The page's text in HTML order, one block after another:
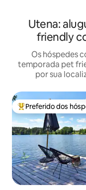
Utena:
friendly
Os hóspedes
temporada pet
por sua
Entre os melhores
Preferido dos